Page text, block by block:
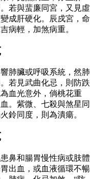
若與蜚廉同宮，又見虛
成肝硬化。辰戍宮，命
病輕，加煞病重。
肺臟或呼吸系統，然肺
若見武曲化忌，則防跌
血光意外，倘桃花重
。紫微、七殺與煞星同
鈴同度，則為潰瘍。
鼻和腸胃慢性病或肢體
出血，或血液循環不暢